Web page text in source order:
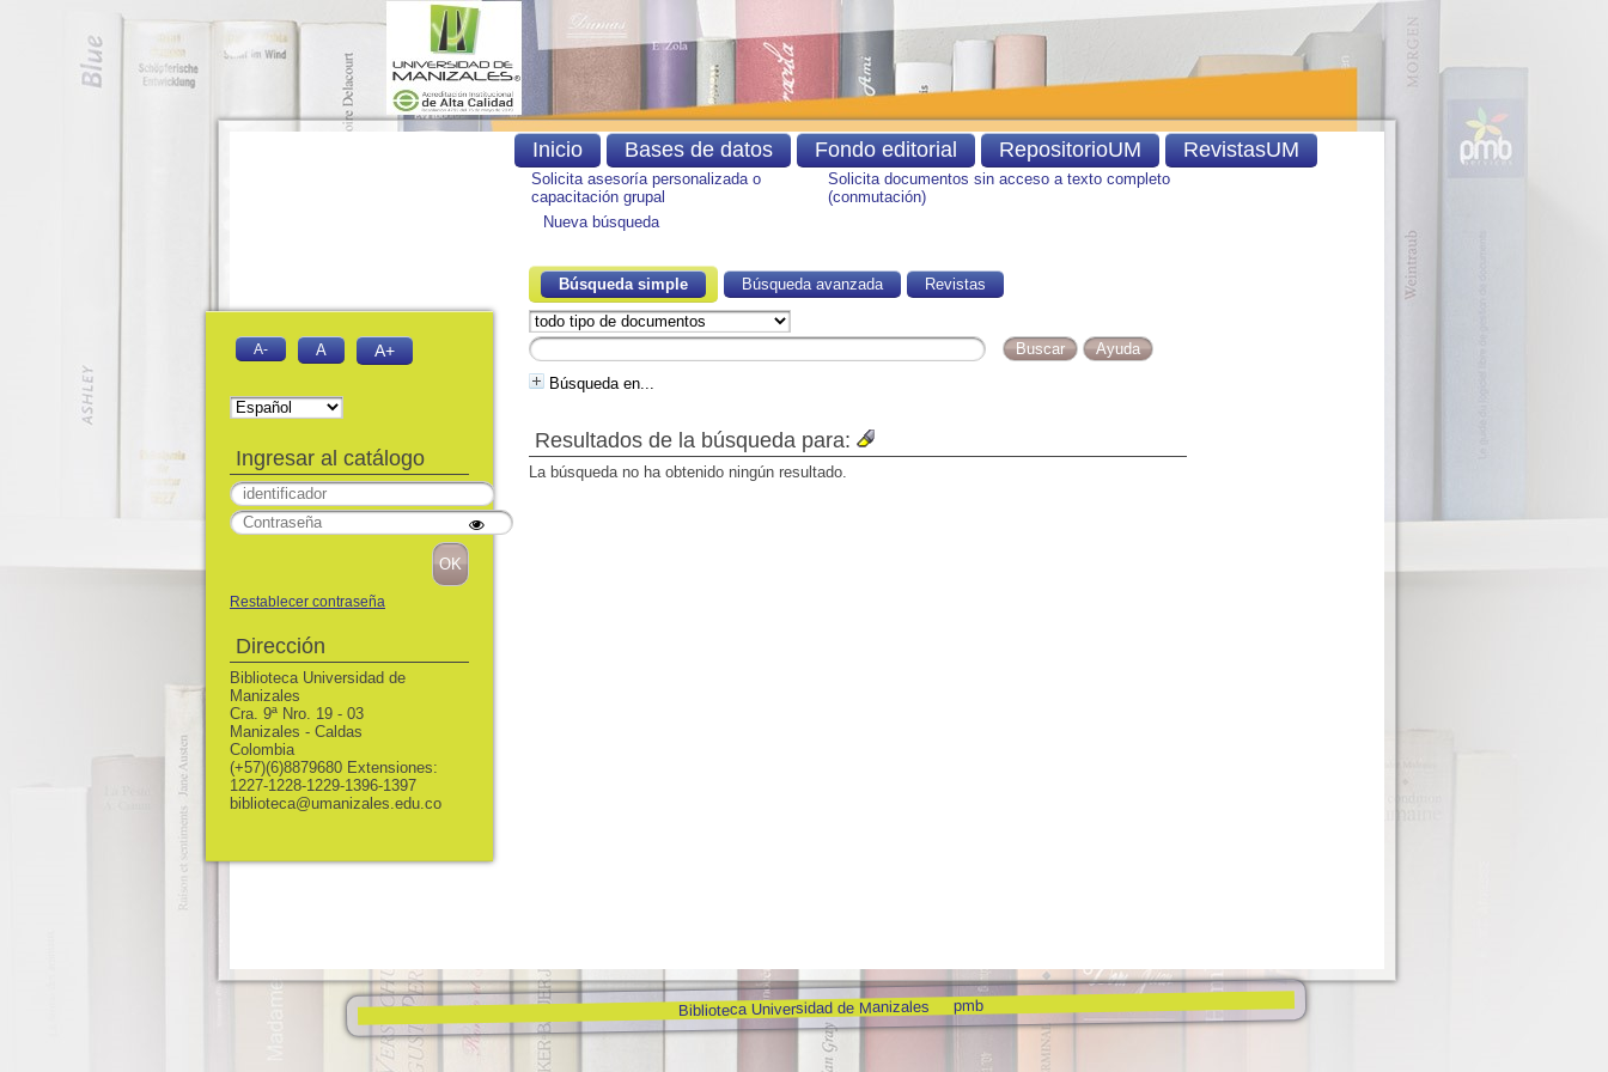
Solicita asesoría personalizada o
capacitación grupal
Solicita documentos sin acceso a texto completo
(conmutación)
Nueva búsqueda
Búsqueda simple Búsqueda avanzada
Revistas
Tipo de documento
Búsqueda
Búsqueda en...
Resultados de la búsqueda para:
La búsqueda no ha obtenido ningún resultado.
Biblioteca Universidad de Manizales pmb
Inicio Bases de datos Fondo editorial RepositorioUM RevistasUM
A- A A+
Ingresar al catálogo
Restablecer contraseña
Dirección
Biblioteca Universidad de
Manizales
Cra. 9ª Nro. 19 - 03
Manizales - Caldas
Colombia
(+57)(6)8879680 Extensiones:
1227-1228-1229-1396-1397
biblioteca@umanizales.edu.co